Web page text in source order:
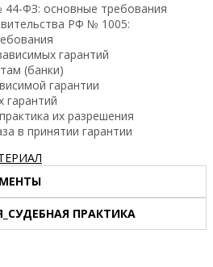
ФЗ: основные требования
РФ № 1005:
гарантий
(банки)
гарантии
гарантий
их разрешения
в принятии гарантии
ПРАКТИКА